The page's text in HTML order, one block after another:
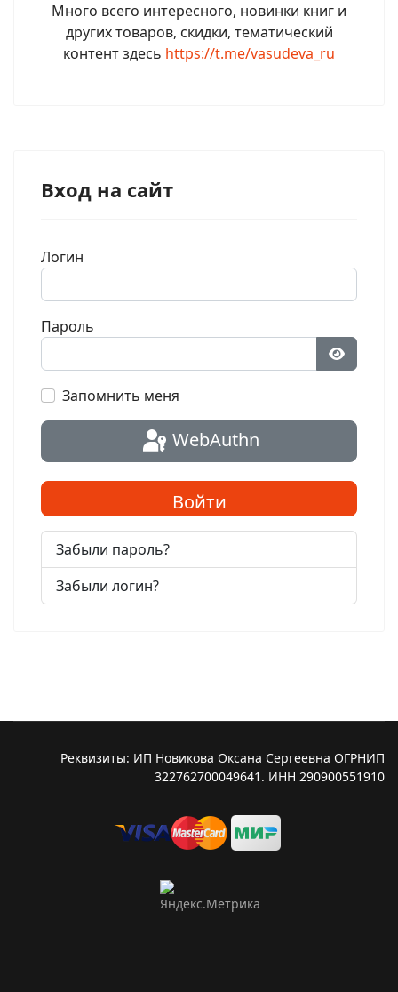
Много всего интересного, новинки книг и
других товаров, скидки, тематический
контент здесь https://t.me/vasudeva_ru
Вход на сайт
Логин
Пароль
Запомнить меня
WebAuthn
Войти
Забыли пароль?
Забыли логин?
Реквизиты: ИП Новикова Оксана Сергеевна ОГРНИП
322762700049641. ИНН 290900551910